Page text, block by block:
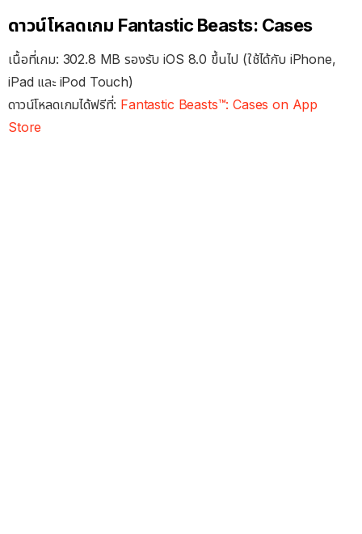
ดาวน์โหลดเกม Fantastic Beasts: Cases
เนื้อที่เกม: 302.8 MB รองรับ iOS 8.0 ขึ้นไป (ใช้ได้กับ iPhone,
iPad และ iPod Touch)
ดาวน์โหลดเกมได้ฟรีที่: Fantastic Beasts™: Cases on App
Store